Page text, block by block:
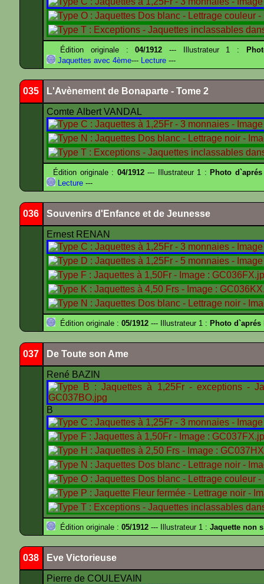
Édition originale :04/1912 --- Illustrateur 1 :
Jaquettes avec 4ème--- Lecture ---
035 L'Avènement de Bonaparte - Tome 2
Comte Albert VANDAL
Édition originale : 04/1912--- Illustrateur 1 : Photo
Lecture ---
036 Souvenirs d'Enfance et de Jeunesse
Ernest RENAN
Édition originale : 05/1912 --- Illustrateur 1 : Photo d`aprés
037 De Toute son Ame
René BAZIN
B
Édition originale : 05/1912 --- Illustrateur 1 : Jaquette non
038 Eve Victorieuse
Pierre de COULEVAIN